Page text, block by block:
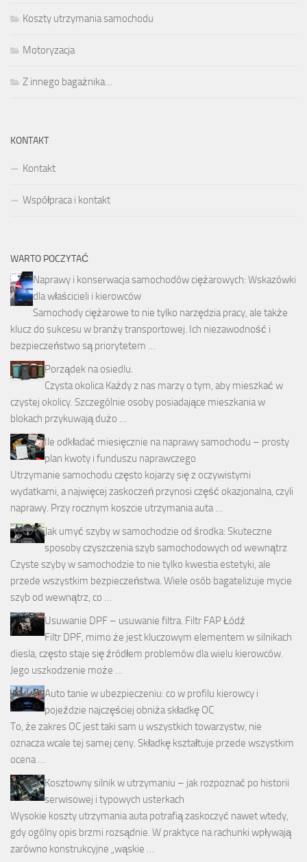
Koszty utrzymania samochodu
Motoryzacja
Z innego bagażnika…
KONTAKT
Kontakt
Współpraca i kontakt
WARTO POCZYTAĆ
Naprawy i konserwacja samochodów ciężarowych: Wskazówki
dla właścicieli i kierowców
Samochody ciężarowe to nie tylko narzędzia pracy, ale także
klucz do sukcesu w branży transportowej. Ich niezawodność i
bezpieczeństwo są priorytetem …
Porządek na osiedlu.
Czysta okolica Każdy z nas marzy o tym, aby mieszkać w
czystej okolicy. Szczególnie osoby posiadające mieszkania w
blokach przykuwają dużo …
Ile odkładać miesięcznie na naprawy samochodu – prosty
plan kwoty i funduszu naprawczego
Utrzymanie samochodu często kojarzy się z oczywistymi
wydatkami, a najwięcej zaskoczeń przynosi część okazjonalna, czyli
naprawy. Przy rocznym koszcie utrzymania auta …
Jak umyć szyby w samochodzie od środka: Skuteczne
sposoby czyszczenia szyb samochodowych od wewnątrz
Czyste szyby w samochodzie to nie tylko kwestia estetyki, ale
przede wszystkim bezpieczeństwa. Wiele osób bagatelizuje mycie
szyb od wewnątrz, co …
Usuwanie DPF – usuwanie filtra. Filtr FAP Łódź
Filtr DPF, mimo że jest kluczowym elementem w silnikach
diesla, często staje się źródłem problemów dla wielu kierowców.
Jego uszkodzenie może …
Auto tanie w ubezpieczeniu: co w profilu kierowcy i
pojeździe najczęściej obniża składkę OC
To, że zakres OC jest taki sam u wszystkich towarzystw, nie
oznacza wcale tej samej ceny. Składkę kształtuje przede wszystkim
ocena …
Kosztowny silnik w utrzymaniu – jak rozpoznać po historii
serwisowej i typowych usterkach
Wysokie koszty utrzymania auta potrafią zaskoczyć nawet wtedy,
gdy ogólny opis brzmi rozsądnie. W praktyce na rachunki wpływają
zarówno konstrukcyjne „wąskie …